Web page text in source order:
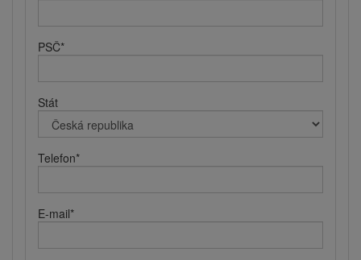
PSČ*
Stát
Telefon*
E-mail*